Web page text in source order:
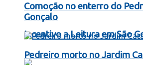
Incentivo a Leitura em São
Comoção no enterro do
Gonçalo
Pedreiro morto no Jardim